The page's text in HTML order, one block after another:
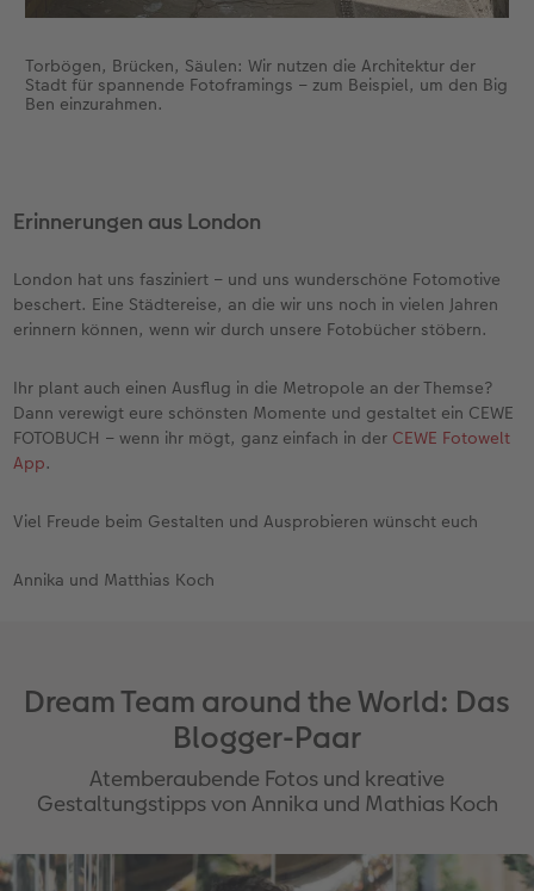
Torbögen, Brücken, Säulen: Wir nutzen die Architektur der
Stadt für spannende Fotoframings – zum Beispiel, um den Big
Ben einzurahmen.
Erinnerungen aus London
London hat uns fasziniert – und uns wunderschöne Fotomotive
beschert. Eine Städtereise, an die wir uns noch in vielen Jahren
erinnern können, wenn wir durch unsere Fotobücher stöbern.
Ihr plant auch einen Ausflug in die Metropole an der Themse?
Dann verewigt eure schönsten Momente und gestaltet ein CEWE
FOTOBUCH – wenn ihr mögt, ganz einfach in der CEWE Fotowelt
App.
Viel Freude beim Gestalten und Ausprobieren wünscht euch
Annika und Matthias Koch
Dream Team around the World: Das
Blogger-Paar
Atemberaubende Fotos und kreative
Gestaltungstipps von Annika und Mathias Koch